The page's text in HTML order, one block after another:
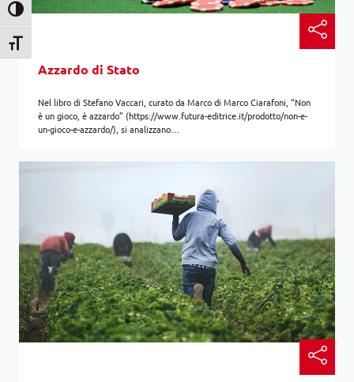
Attiva/disattiva alto contrasto
Attiva/disattiva dimensione testo
Azzardo di Stato
Nel libro di Stefano Vaccari, curato da Marco di Marco Ciarafoni, “Non
è un gioco, è azzardo” (https://www.futura-editrice.it/prodotto/non-e-
un-gioco-e-azzardo/), si analizzano…